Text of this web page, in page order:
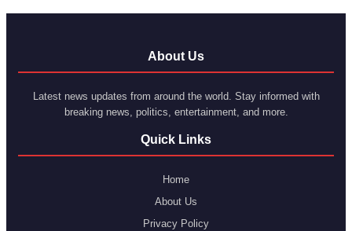
About Us
Latest news updates from around the world. Stay informed with
breaking news, politics, entertainment, and more.
Quick Links
Home
About Us
Privacy Policy